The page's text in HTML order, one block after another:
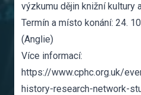
výzkumu dějin knižní kultury
Termín a místo konání: 24.
(Anglie)
Více informací:
https://www.cphc.org.uk/
history-research-network-